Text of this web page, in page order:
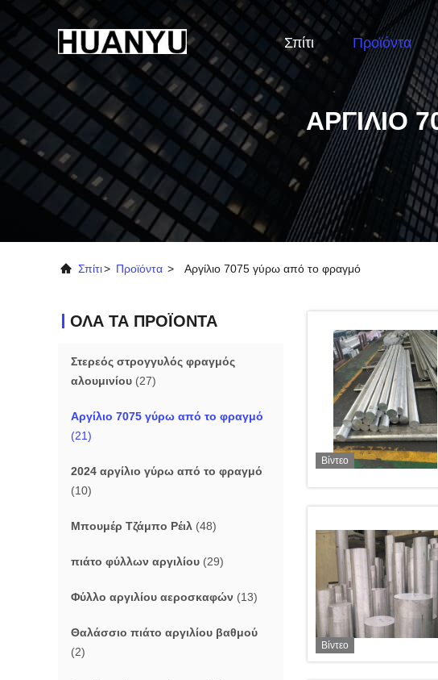
Σπίτι Προϊόντα
ΑΡΓΊΛΙΟ
Σπίτι> Προϊόντα > Αργίλιο 7075 γύρω από το φραγμό
ΟΛΑ ΤΑ ΠΡΟΪΟΝΤΑ
Στερεός στρογγυλός φραγμός
αλουμινίου (27)
Αργίλιο 7075 γύρω από το φραγμό
(21)
2024 αργίλιο γύρω από το φραγμό
(10)
Μπουμέρ Τζάμπο Ρέιλ (48)
πιάτο φύλλων αργιλίου (29)
Φύλλο αργιλίου αεροσκαφών (13)
Θαλάσσιο πιάτο αργιλίου βαθμού
(2)
Βίντεο
Βίντεο